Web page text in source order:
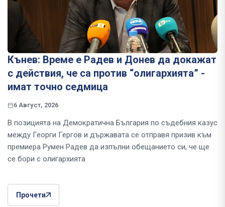
Кънев: Време е Радев и Донев да докажат
с действия, че са против “олигархията” -
имат точно седмица
6 Август, 2026
В позицията на Демократична България по съдебния казус
между Георги Гергов и държавата се отправя призив към
премиера Румен Радев да изпълни обещанието си, че ще
се бори с олигархията
Прочети